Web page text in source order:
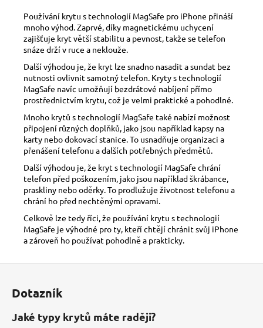
Používání krytu s technologií MagSafe pro iPhone přináší
mnoho výhod. Zaprvé, díky magnetickému uchycení
zajišťuje kryt větší stabilitu a pevnost, takže se telefon
snáze drží v ruce a neklouže.
Další výhodou je, že kryt lze snadno nasadit a sundat bez
nutnosti ovlivnit samotný telefon. Kryty s technologií
MagSafe navíc umožňují bezdrátové nabíjení přímo
prostřednictvím krytu, což je velmi praktické a pohodlné.
Mnoho krytů s technologií MagSafe také nabízí možnost
připojení různých doplňků, jako jsou například kapsy na
karty nebo dokovací stanice. To usnadňuje organizaci a
přenášení telefonu a dalších potřebných předmětů.
Další výhodou je, že kryt s technologií MagSafe chrání
telefon před poškozením, jako jsou například škrábance,
praskliny nebo oděrky. To prodlužuje životnost telefonu a
chrání ho před nechtěnými opravami.
Celkově lze tedy říci, že používání krytu s technologií
MagSafe je výhodné pro ty, kteří chtějí chránit svůj iPhone
a zároveň ho používat pohodlně a prakticky.
Dotazník
Jaké typy krytů máte raději?